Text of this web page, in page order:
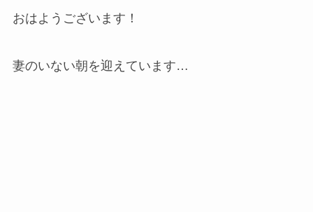
おはようございます！
妻のいない朝を迎えています…